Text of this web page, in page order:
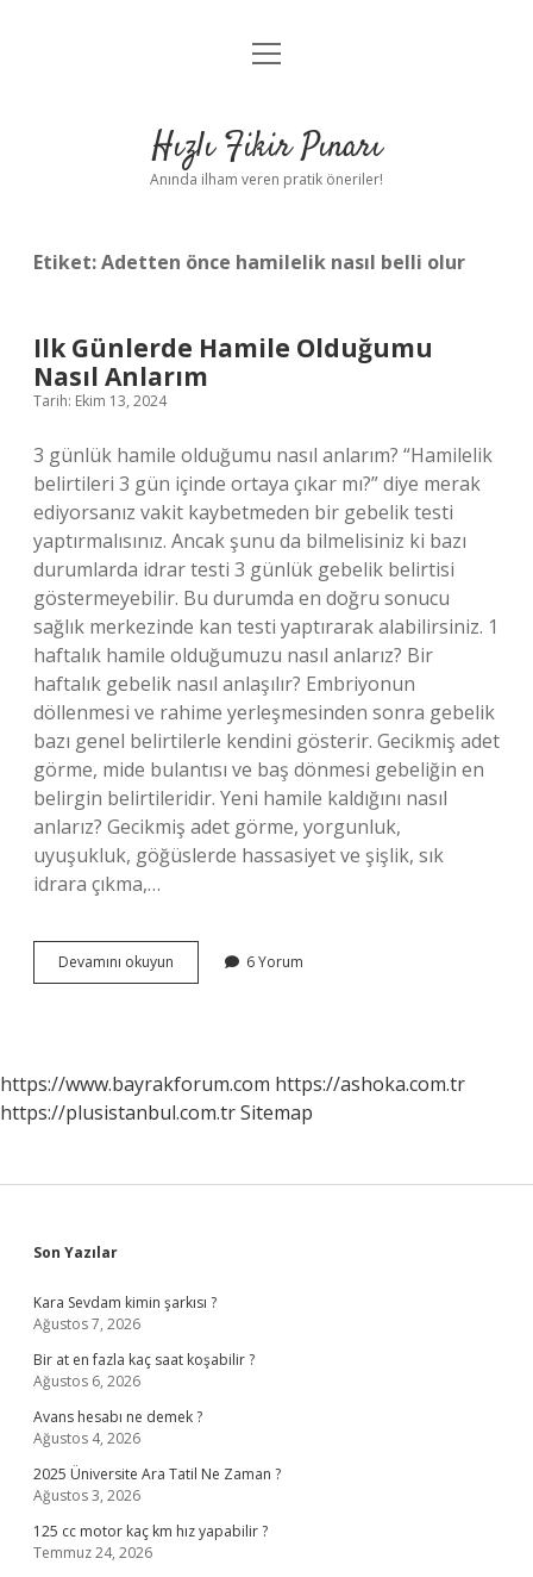
Anasayfa
Yasal Uyarı
menüyü
Hızlı Fikir Pınarı
Anında ilham veren pratik öneriler!
Etiket:Adetten önce hamilelik nasıl belli olur
Ilk Günlerde Hamile Olduğumu
Nasıl Anlarım
Tarih: Ekim 13, 2024
3 günlük hamile olduğumu nasıl anlarım? “Hamilelik
belirtileri 3 gün içinde ortaya çıkar mı?” diye merak
ediyorsanız vakit kaybetmeden bir gebelik testi
yaptırmalısınız. Ancak şunu da bilmelisiniz ki bazı
durumlarda idrar testi 3 günlük gebelik belirtisi
göstermeyebilir. Bu durumda en doğru sonucu
sağlık merkezinde kan testi yaptırarak alabilirsiniz. 1
haftalık hamile olduğumuzu nasıl anlarız? Bir
haftalık gebelik nasıl anlaşılır? Embriyonun
döllenmesi ve rahime yerleşmesinden sonra gebelik
bazı genel belirtilerle kendini gösterir. Gecikmiş adet
görme, mide bulantısı ve baş dönmesi gebeliğin en
belirgin belirtileridir. Yeni hamile kaldığını nasıl
anlarız? Gecikmiş adet görme, yorgunluk,
uyuşukluk, göğüslerde hassasiyet ve şişlik, sık
idrara çıkma,…
Devamını okuyun
Günlerde
6 Yorum
https://www.bayrakforum.com https://ashoka.com.tr
https://plusistanbul.com.trSitemap
Sidebar
Son Yazılar
Kara Sevdam kimin şarkısı ?
Ağustos 7, 2026
Bir at en fazla kaç saat koşabilir ?
Ağustos 6, 2026
Avans hesabı ne demek ?
Ağustos 4, 2026
2025 Üniversite Ara Tatil Ne Zaman ?
Ağustos 3, 2026
125 cc motor kaç km hız yapabilir ?
Temmuz 24, 2026